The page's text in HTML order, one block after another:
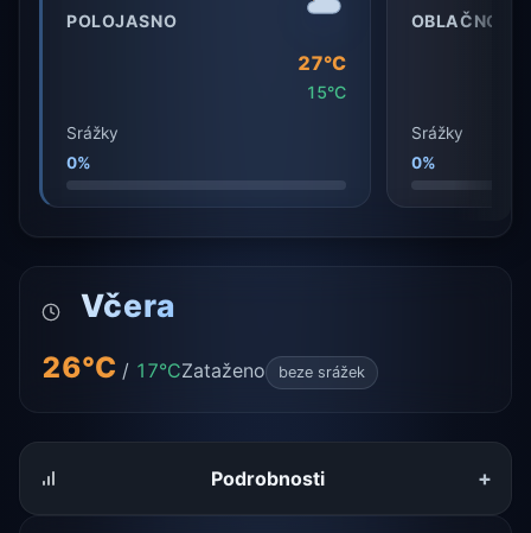
POLOJASNO
27°C
15°C
Srážky
0%
OBLAČNO
Srážky
0%
Včera
26°C / 17°CZataženo beze srážek
Podrobnosti +